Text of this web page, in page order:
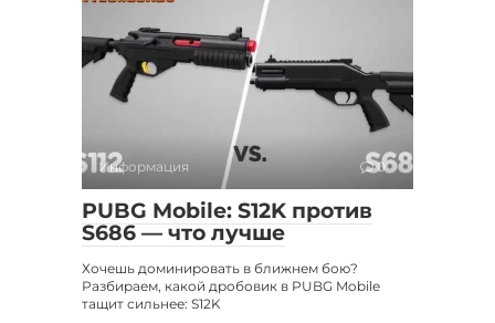
Информация 0
PUBG Mobile: S12K против
S686 — что лучше
Хочешь доминировать в ближнем бою?
Разбираем, какой дробовик в PUBG Mobile
тащит сильнее: S12K